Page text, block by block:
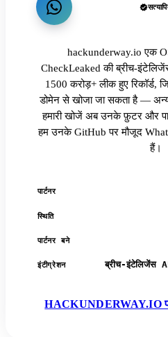
hackunderway.io एक
CheckLeaked की ब्रीच-
1500 करोड़+ लीक हुए रिकॉर्ड,
डोमेन से खोजा जा सकता है —
हमारी खोजें अब उनके फ़ुटर और
हम उनके GitHub पर मौजूद
हैं।
पार्टनर
स्थिति
पार्टनर बने
इंटीग्रेशन ब्रीच-इंटेलिजेंस
HACKUNDERWAY.IO